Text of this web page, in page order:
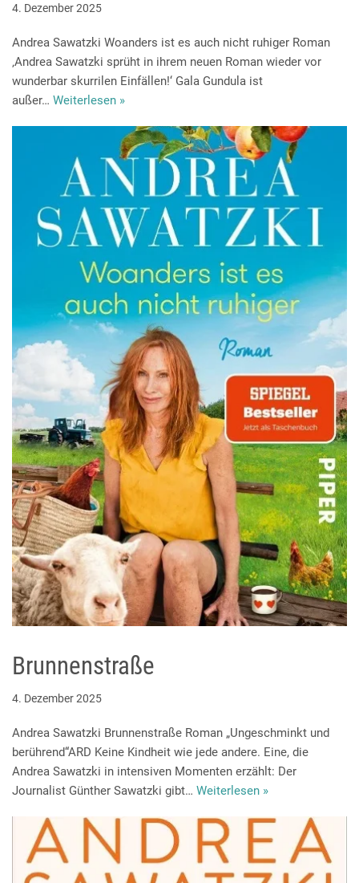
4. Dezember 2025
Andrea Sawatzki Woanders ist es auch nicht ruhiger Roman
‚Andrea Sawatzki sprüht in ihrem neuen Roman wieder vor
wunderbar skurrilen Einfällen!‘ Gala Gundula ist
außer… Weiterlesen »
Brunnenstraße
4. Dezember 2025
Andrea Sawatzki Brunnenstraße Roman „Ungeschminkt und
berührend“ARD Keine Kindheit wie jede andere. Eine, die
Andrea Sawatzki in intensiven Momenten erzählt: Der
Journalist Günther Sawatzki gibt… Weiterlesen »